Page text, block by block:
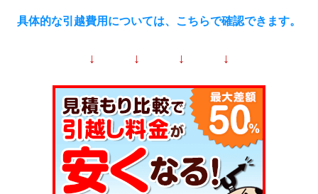
具体的な引越費用については、こちらで確認できます。
↓ ↓ ↓ ↓